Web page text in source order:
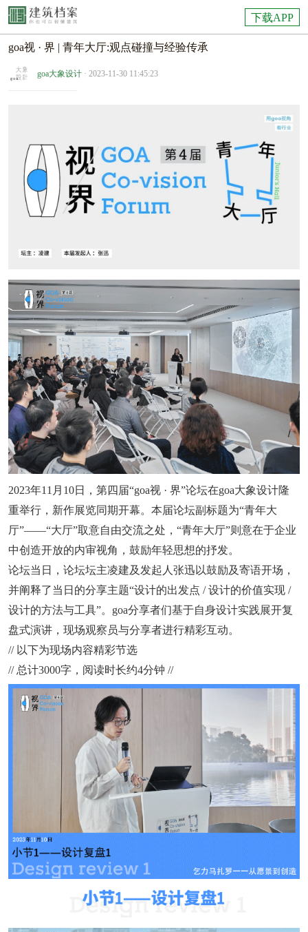
下载APP
goa视 · 界 | 青年大厅:观点碰撞与经验传承
goa大象设计 · 2023-11-30 11:45:23
2023年11月10日，第四届“goa视 · 界”论坛在goa大象设计隆
重举行，新作展览同期开幕。本届论坛副标题为“青年大
厅”——“大厅”取意自由交流之处，“青年大厅”则意在于企业
中创造开放的内审视角，鼓励年轻思想的抒发。
论坛当日，论坛坛主凌建及发起人张迅以鼓励及寄语开场，
并阐释了当日的分享主题“设计的出发点 / 设计的价值实现 /
设计的方法与工具”。goa分享者们基于自身设计实践展开复
盘式演讲，现场观察员与分享者进行精彩互动。
// 以下为现场内容精彩节选
// 总计3000字，阅读时长约4分钟 //